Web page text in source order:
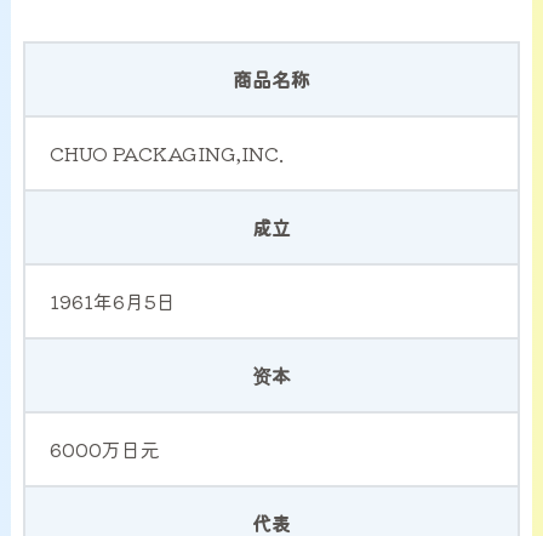
サービス案内
CHU-PAについて
NEWS
お問い合わせ
商品名称
CHUO PACKAGING,INC.
成立
1961年6月5日
资本
6000万日元
代表